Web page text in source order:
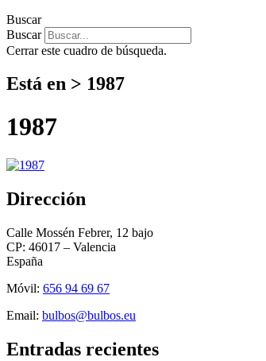
Buscar
Buscar
Cerrar este cuadro de búsqueda.
Está en > 1987
1987
Dirección
Calle Mossén Febrer, 12 bajo
CP: 46017 – Valencia
España
Móvil: 656 94 69 67
Email: bulbos@bulbos.eu
Entradas recientes